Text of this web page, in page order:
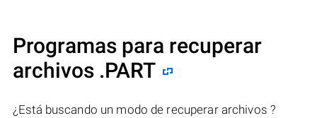
Programas para recuperar
archivos .PART
¿Está buscando un modo de recuperar archivos ?